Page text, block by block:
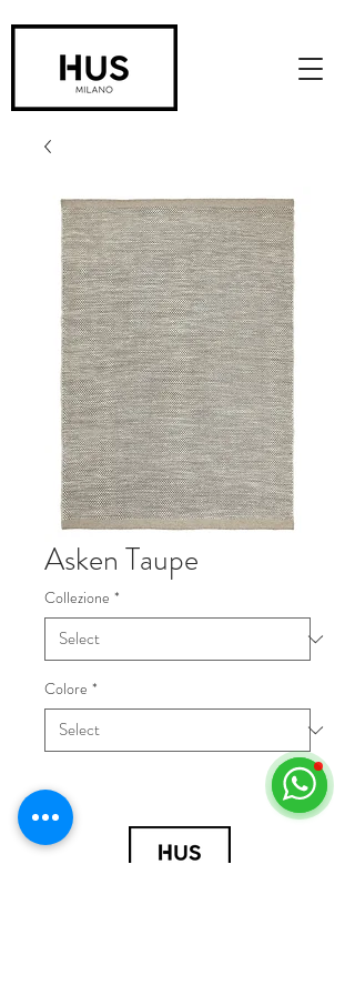
Asken Taupe
Collezione *
Colore *